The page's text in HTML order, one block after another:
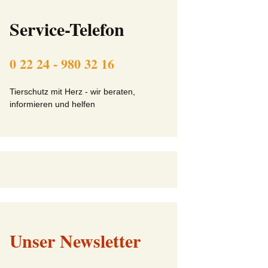
Tier-Patenschaft-
Service-Telefon
0 22 24 - 980 32 16
Tierschutz mit Herz - wir beraten,
informieren und helfen
Unser Newsletter